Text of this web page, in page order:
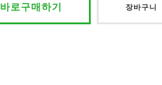
바로구매하기 장바구니